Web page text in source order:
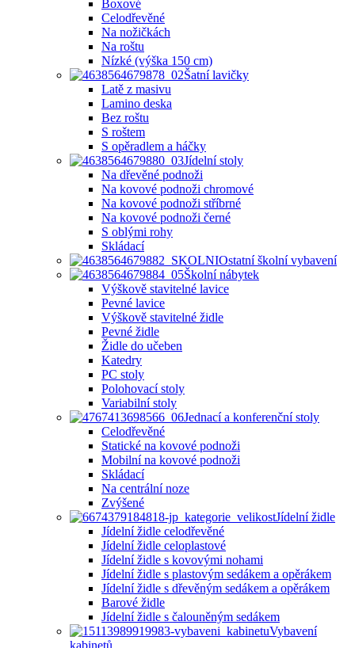
Boxové
Celodřevěné
Na nožičkách
Na roštu
Nízké (výška 150 cm)
Šatní lavičky
Latě z masivu
Lamino deska
Bez roštu
S roštem
S opěradlem a háčky
Jídelní stoly
Na dřevěné podnoži
Na kovové podnoži chromové
Na kovové podnoži stříbrné
Na kovové podnoži černé
S oblými rohy
Skládací
Ostatní školní vybavení
Školní nábytek
Výškově stavitelné lavice
Pevné lavice
Výškově stavitelné židle
Pevné židle
Židle do učeben
Katedry
PC stoly
Polohovací stoly
Variabilní stoly
Jednací a konferenční stoly
Celodřevěné
Statické na kovové podnoži
Mobilní na kovové podnoži
Skládací
Na centrální noze
Zvýšené
Jídelní židle
Jídelní židle celodřevěné
Jídelní židle celoplastové
Jídelní židle s kovovými nohami
Jídelní židle s plastovým sedákem a opěrákem
Jídelní židle s dřevěným sedákem a opěrákem
Barové židle
Jídelní židle s čalouněným sedákem
Vybavení
kabinetů